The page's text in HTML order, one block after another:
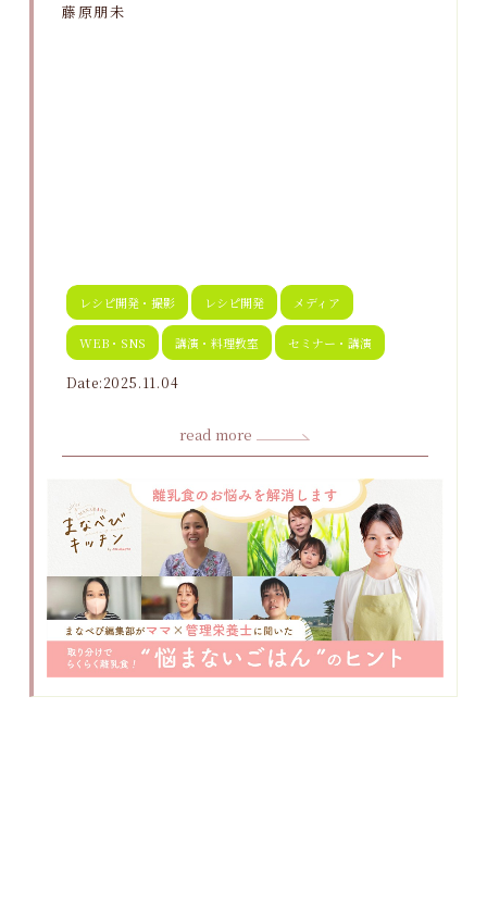
藤原朋未
レシピ開発・撮影 レシピ開発 メディア
WEB・SNS 講演・料理教室 セミナー・講演
Date:2025.11.04
read more